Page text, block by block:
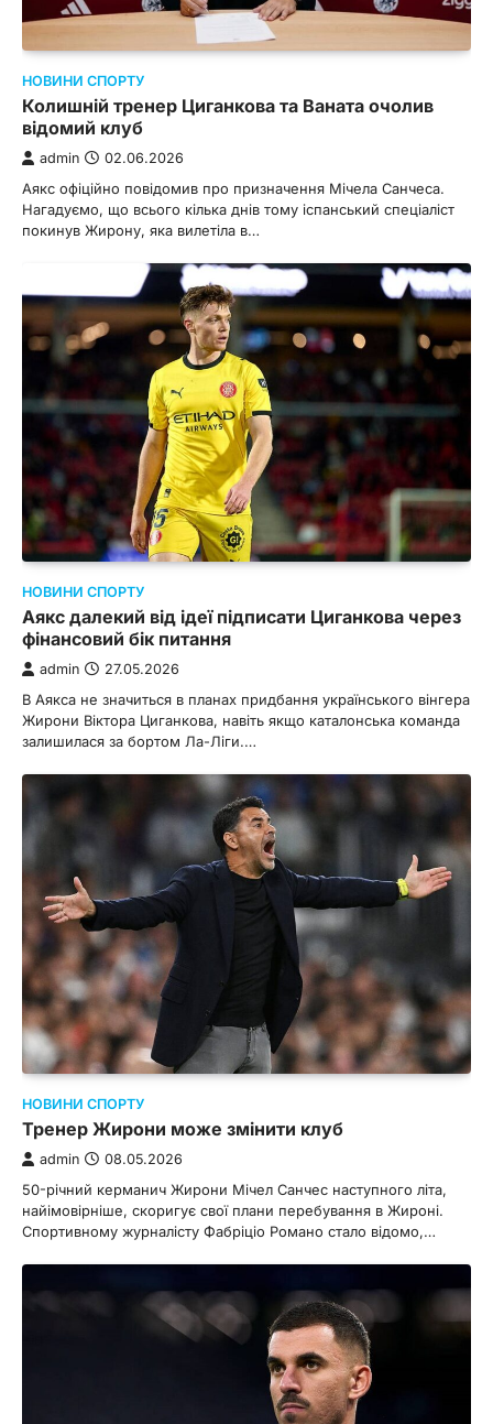
НОВИНИ СПОРТУ
Колишній тренер Циганкова та Ваната очолив
відомий клуб
admin 02.06.2026
Аякс офіційно повідомив про призначення Мічела Санчеса.
Нагадуємо, що всього кілька днів тому іспанський спеціаліст
покинув Жирону, яка вилетіла в…
НОВИНИ СПОРТУ
Аякс далекий від ідеї підписати Циганкова через
фінансовий бік питання
admin 27.05.2026
В Аякса не значиться в планах придбання українського вінгера
Жирони Віктора Циганкова, навіть якщо каталонська команда
залишилася за бортом Ла-Ліги.…
НОВИНИ СПОРТУ
Тренер Жирони може змінити клуб
admin 08.05.2026
50-річний керманич Жирони Мічел Санчес наступного літа,
найімовірніше, скоригує свої плани перебування в Жироні.
Спортивному журналісту Фабріціо Романо стало відомо,…